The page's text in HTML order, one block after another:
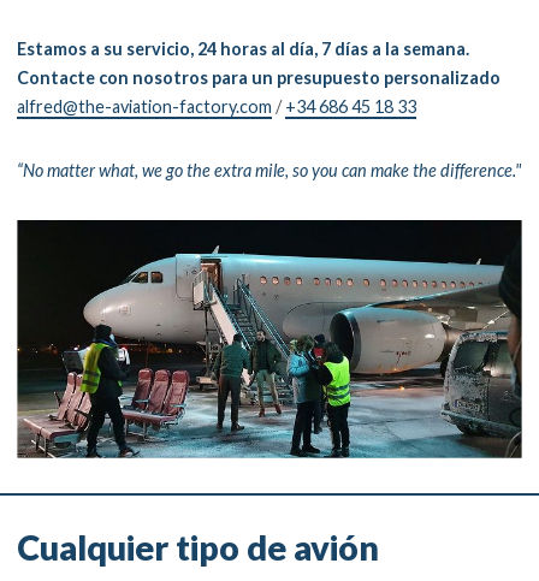
Estamos a su servicio, 24 horas al día, 7 días a la semana.
Contacte con nosotros para un presupuesto personalizado
alfred@the-aviation-factory.com /+34 686 45 18 33
“No matter what, we go the extra mile, so you can make the difference."
Cualquier tipo de avión